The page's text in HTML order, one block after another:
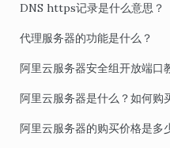
DNS https记录是什么意思？
代理服务器的功能是什么？
阿里云服务器安全组开放端口
阿里云服务器是什么？如何购
阿里云服务器的购买价格是多